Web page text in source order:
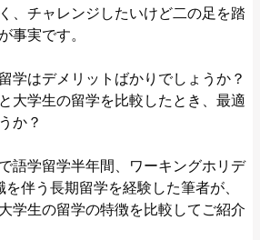
、チャレンジしたいけど二の足を踏
事実です。
学はデメリットばかりでしょうか？
大学生の留学を比較したとき、最適
か？
語学留学半年間、ワーキングホリデ
伴う長期留学を経験した筆者が、
学生の留学の特徴を比較してご紹介